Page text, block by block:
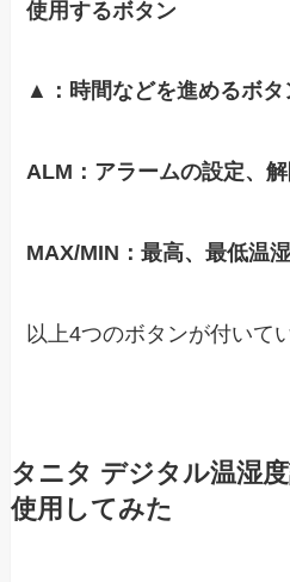
使用するボタン
▲：時間などを進めるボタ
ALM：アラームの設定、
MAX/MIN：最高、最低温
以上4つのボタンが付いて
タニタ デジタル温湿
使用してみた